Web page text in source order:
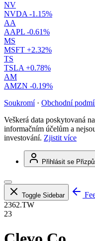
NV
NVDA -1.15%
AA
AAPL -0.61%
MS
MSFT +2.32%
TS
TSLA +0.78%
AM
AMZN -0.19%
Soukromí · Obchodní
Veškerá data poskytovaná
informačním účelům a
investování. Zjistit více
Přihlásit se
Toggle Sidebar
2362.TW
23